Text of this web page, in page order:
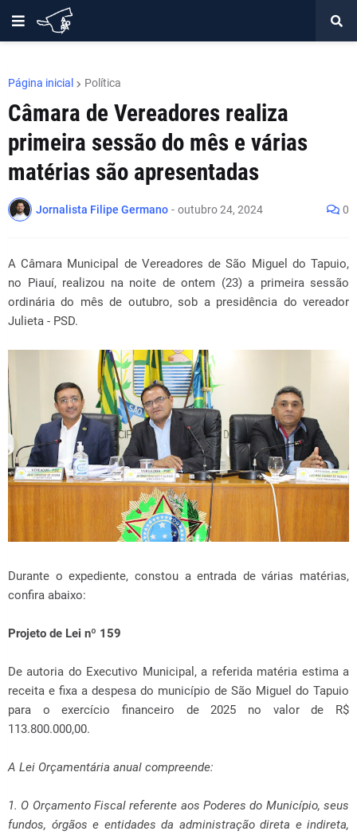
Página inicial Política
Câmara de Vereadores realiza
primeira sessão do mês e várias
matérias são apresentadas
Jornalista Filipe Germano - outubro 24, 2024 0
A Câmara Municipal de Vereadores de São Miguel do Tapuio,
no Piauí, realizou na noite de ontem (23) a primeira sessão
ordinária do mês de outubro, sob a presidência do vereador
Julieta - PSD.
Durante o expediente, constou a entrada de várias matérias,
confira abaixo:
Projeto de Lei nº 159
De autoria do Executivo Municipal, a referida matéria estima a
receita e fixa a despesa do município de São Miguel do Tapuio
para o exercício financeiro de 2025 no valor de R$
113.800.000,00.
A Lei Orçamentária anual compreende:
1. O Orçamento Fiscal referente aos Poderes do Município, seus
fundos, órgãos e entidades da administração direta e indireta,